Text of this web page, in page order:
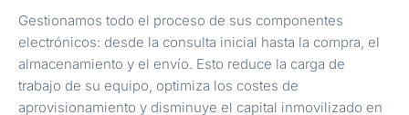
Gestionamos todo el proceso de sus componentes
electrónicos: desde la consulta inicial hasta la compra, el
almacenamiento y el envío. Esto reduce la carga de
trabajo de su equipo, optimiza los costes de
aprovisionamiento y disminuye el capital inmovilizado en